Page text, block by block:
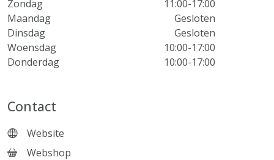
Zondag
11:00-17:00
Maandag
Gesloten
Dinsdag
Gesloten
Woensdag
10:00-17:00
Donderdag
10:00-17:00
Contact
Website
Webshop